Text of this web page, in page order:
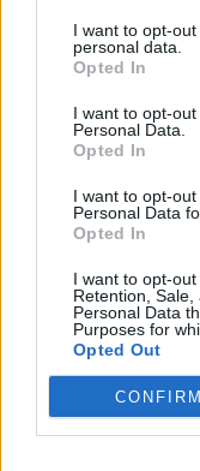
I want to opt-
personal data.
Opted In
I want to opt-
Personal Data.
Opted In
I want to opt-
Personal Data
Opted In
I want to opt-out
Retention,
Personal Data
Purposes for
Opted Out
CONFIRM